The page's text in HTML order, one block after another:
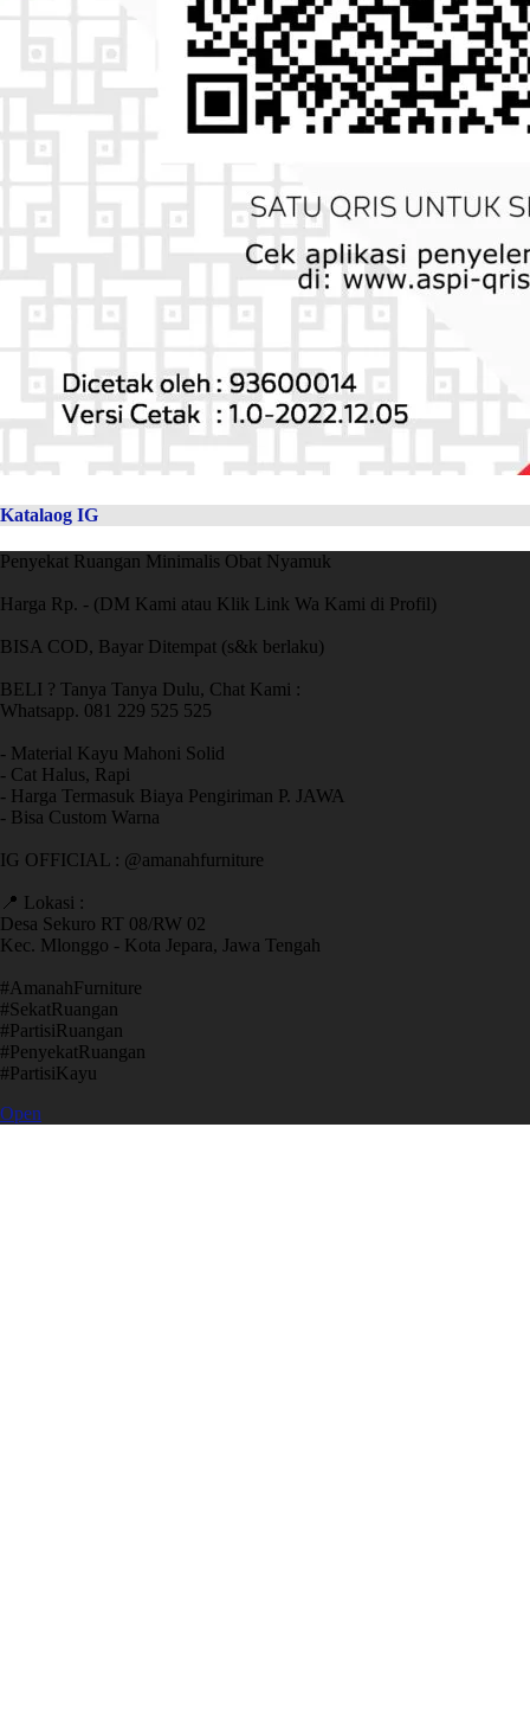
Katalaog IG
Penyekat Ruangan Minimalis Obat Nyamuk
Harga Rp. - (DM Kami atau Klik Link Wa Kami di Profil)
BISA COD, Bayar Ditempat (s&k berlaku)
BELI ? Tanya Tanya Dulu, Chat Kami :
Whatsapp. 081 229 525 525
- Material Kayu Mahoni Solid
- Cat Halus, Rapi
- Harga Termasuk Biaya Pengiriman P. JAWA
- Bisa Custom Warna
IG OFFICIAL : @amanahfurniture
📍 Lokasi :
Desa Sekuro RT 08/RW 02
Kec. Mlonggo - Kota Jepara, Jawa Tengah
​#AmanahFurniture
​#SekatRuangan
​#PartisiRuangan
​#PenyekatRuangan
​#PartisiKayu
Open